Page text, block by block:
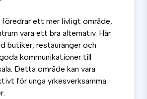
föredrar ett mer livligt område,
vara ett bra alternativ. Här
butiker, restauranger och
kommunikationer till
Detta område kan vara
för unga yrkesverksamma